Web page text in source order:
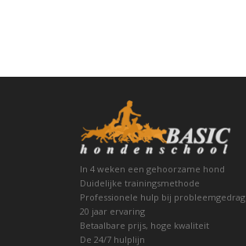
In 4 weken een gehoorzame hond
Duidelijke trainingsmethode
Professionele hulp bij probleemgedrag
20 jaar ervaring
Betaalbare prijs, hoge kwaliteit
De 24/7 hulplijn